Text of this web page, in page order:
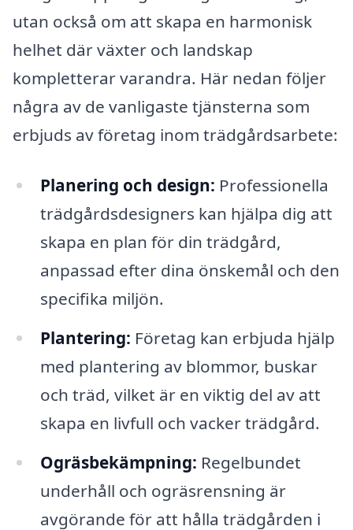
utan också om att skapa en harmonisk
helhet där växter och landskap
kompletterar varandra. Här nedan följer
några av de vanligaste tjänsterna som
erbjuds av företag inom trädgårdsarbete:
Planering och design: Professionella
trädgårdsdesigners kan hjälpa dig att
skapa en plan för din trädgård,
anpassad efter dina önskemål och den
specifika miljön.
Plantering: Företag kan erbjuda hjälp
med plantering av blommor, buskar
och träd, vilket är en viktig del av att
skapa en livfull och vacker trädgård.
Ogräsbekämpning: Regelbundet
underhåll och ogräsrensning är
avgörande för att hålla trädgården i